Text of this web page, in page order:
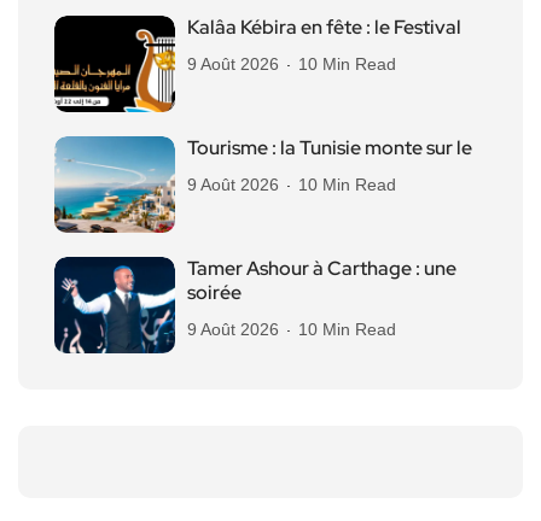
Kalâa Kébira en fête : le Festival
9 Août 2026 10 Min Read
Tourisme : la Tunisie monte sur le
9 Août 2026 10 Min Read
Tamer Ashour à Carthage : une
soirée
9 Août 2026 10 Min Read